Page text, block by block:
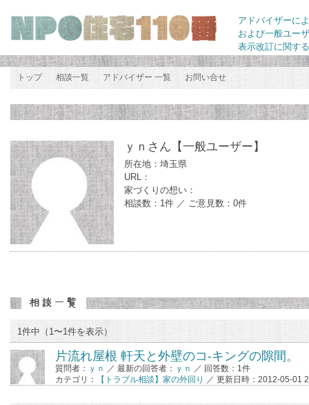
アドバイザーに
および一般ユー
表示改訂に関す
トップ 相談一覧 アドバイザー 一覧 お問い合せ
ｙｎさん 【一般ユーザー】
所在地：埼玉県
URL：
家づくりの想い：
相談数：1件 ／ ご意見数：0件
1件中（1〜1件を表示）
片流れ屋根 軒天と外壁のコ-キングの隙間。
質問者： ｙｎ ／ 最新の回答者： ｙｎ
／ 回答数：1件
カテゴリ：
【トラブル相談】家の外回り ／ 更新日時：2012-05-01